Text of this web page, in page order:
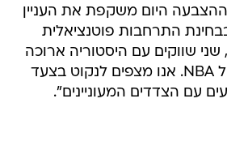
היום משקפת את העניין
התרחבות פוטנציאלית
שווקים עם היסטוריה ארוכה
של תמיכה בכדורסל NBA. אנו מצפים לנקוט בצעד
עם הצדדים המעוניינים".